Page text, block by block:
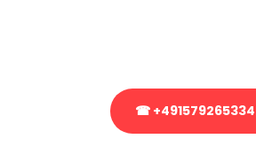
☎